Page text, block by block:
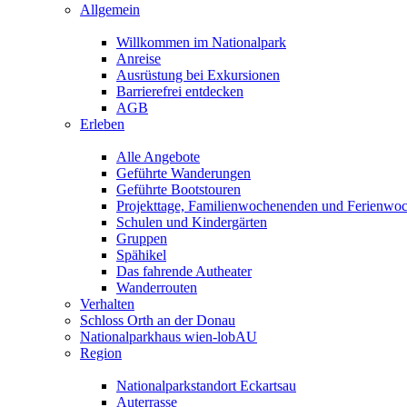
Allgemein
Willkommen im Nationalpark
Anreise
Ausrüstung bei Exkursionen
Barrierefrei entdecken
AGB
Erleben
Alle Angebote
Geführte Wanderungen
Geführte Bootstouren
Projekttage, Familienwochenenden und
Schulen und Kindergärten
Gruppen
Spähikel
Das fahrende Autheater
Wanderrouten
Verhalten
Schloss Orth an der Donau
Nationalparkhaus wien-lobAU
Region
Nationalparkstandort Eckartsau
Auterrasse